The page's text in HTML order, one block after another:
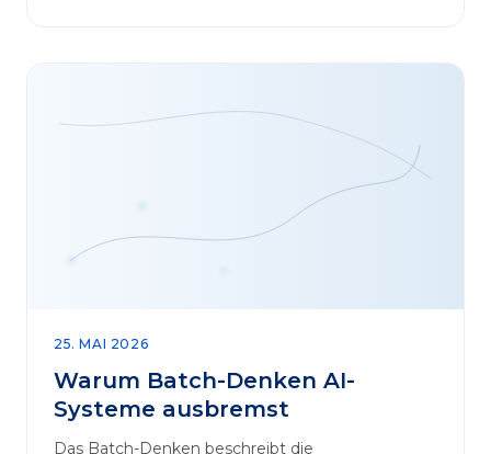
25. MAI 2026
Warum Batch-Denken AI-
Systeme ausbremst
Das Batch-Denken beschreibt die